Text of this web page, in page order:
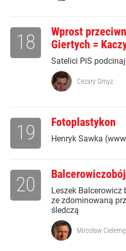
Wprost
Giertych =
Satelici PiS
18
Cezary Gmyz
Fotoplastykon
Henryk Sawka
19
Leszek Balcerowicz
ze zdominowaną
śledczą
20
Mirosław